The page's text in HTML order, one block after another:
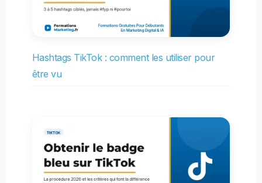
Hashtags TikTok : comment les utiliser pour
être vu